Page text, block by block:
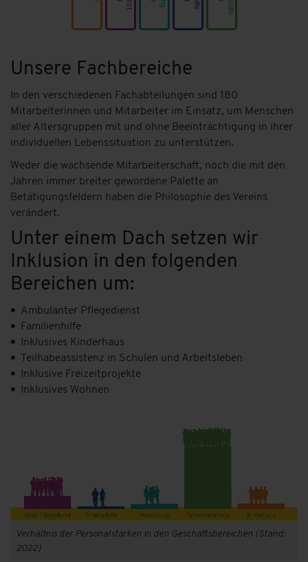
Unsere Fachbereiche
In den verschiedenen Fachabteilungen sind 180
Mitarbeiterinnen und Mitarbeiter im Einsatz, um Menschen
aller Altersgruppen mit und ohne Beeinträchtigung in ihrer
individuellen Lebenssituation zu unterstützen.
Weder die wachsende Mitarbeiterschaft, noch die mit den
Jahren immer breiter gewordene Palette an
Betätigungsfeldern haben die Philosophie des Vereins
verändert.
Unter einem Dach setzen wir
Inklusion in den folgenden
Bereichen um:
Ambulanter Pflegedienst
Familienhilfe
Inklusives Kinderhaus
Teilhabeassistenz in Schulen und Arbeitsleben
Inklusive Freizeitprojekte
Inklusives Wohnen
Verhältnis der Personalstärken in den Geschäftsbereichen (Stand:
2022)